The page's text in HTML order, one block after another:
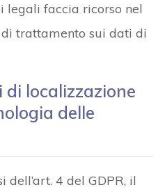
legali faccia ricorso nel
trattamento sui dati di
localizzazione
delle
dell’art. 4 del GDPR, il